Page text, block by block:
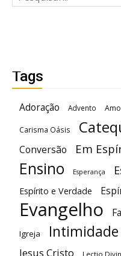
Tags
Adoração Advento
Carisma Oásis
Conversão Em
Ensino Esperança
Espírito e Verdade
Evangelho
Igreja Intimidade
Jesus Cristo Lectio